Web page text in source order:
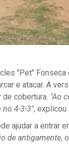
"Pet" Fonseca
e atacar. A
cobertura. "Ao
no 4-3-3'', explicou
ajudar a entrar
de antigamente, o